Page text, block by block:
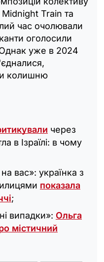
Midnight Train та
час очолювали
оголосили
уже в 2024
колишню
через
в Ізраїлі: в чому
вас»: українка з
показала
;
випадки»: Ольга
містичний